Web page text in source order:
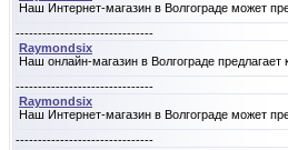
Наш Интернет-магазин в Волгограде может
-------------------------------
Raymondsix
Наш онлайн-магазин в Волгограде
-------------------------------
Raymondsix
Наш Интернет-магазин в Волгограде может
-------------------------------